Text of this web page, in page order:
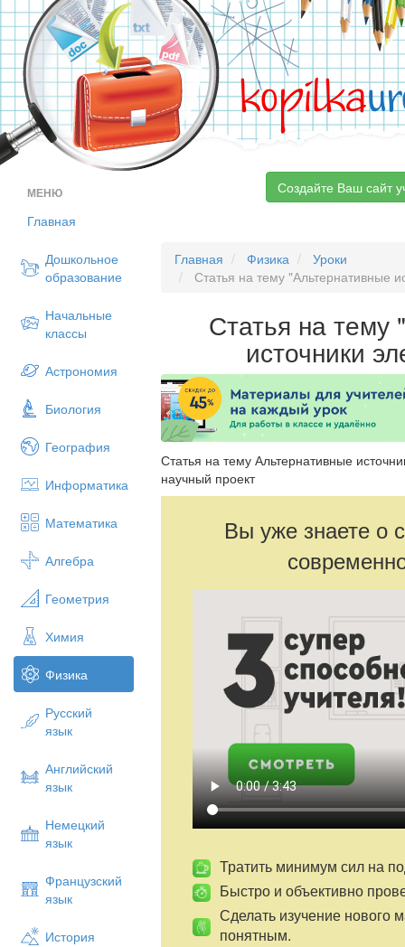
kopilka
МЕНЮ
Главная
Дошкольное
образование
Начальные
классы
Астрономия
Биология
География
Информатика
Математика
Алгебра
Геометрия
Химия
Физика
Русский
язык
Английский
язык
Немецкий
язык
Французский
язык
История
Создайте Ваш сайт
Главная Физика
Уроки
Статья на тему "Альтернативные
Статья на тему
источники
Статья на тему Альтернативные
научный проект
Вы уже знаете о
Тратить минимум сил на
Быстро и объективно
Сделать изучение нового
понятным.